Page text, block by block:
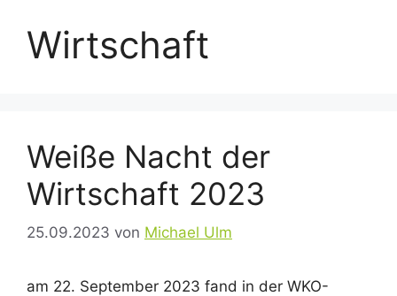
Wirtschaft
Weiße Nacht der
Wirtschaft 2023
25.09.2023 von Michael Ulm
am 22. September 2023 fand in der WKO-